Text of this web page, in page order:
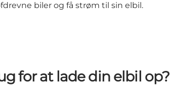
biler og få strøm til sin elbil.
for at lade din elbil op?